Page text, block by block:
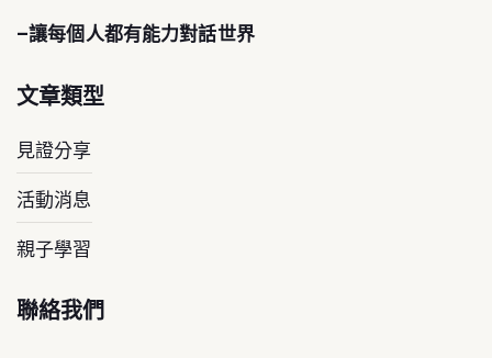
–讓每個人都有能力對話世界
文章類型
見證分享
活動消息
親子學習
聯絡我們